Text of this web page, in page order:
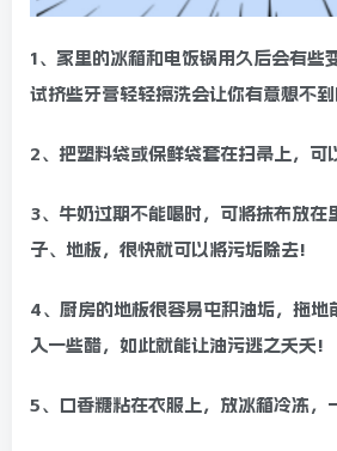
1、家里的冰箱和电饭锅用久后会有些
试挤些牙膏轻轻擦洗会让你有意想不到
2、把塑料袋或保鲜袋套在扫帚上，可
3、牛奶过期不能喝时，可将抹布放在
子、地板，很快就可以将污垢除去!
4、厨房的地板很容易屯积油垢，拖地
入一些醋，如此就能让油污逃之夭夭!
5、口香糖粘在衣服上，放冰箱冷冻，